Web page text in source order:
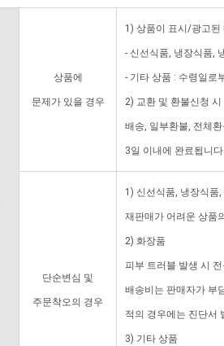
상품에
문제가 있을 경우
1) 상품이 표시/광고된
- 신선식품, 냉장식품,
- 기타 상품 : 수령일로
2) 교환 및 환불신청
배송, 일부환불, 전체
3일 이내에 완료됩니
단순변심 및
주문착오의 경우
1) 신선식품, 냉장식품
재판매가 어려운 상품
2) 화장품
피부 트러블 발생 시
배송비는 판매자가 부
적의 경우에는 진단서
3) 기타 상품